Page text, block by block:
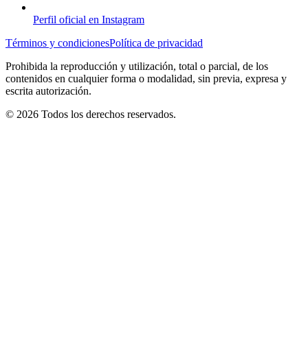
Perfil oficial en Instagram
Términos y condicionesPolítica de privacidad
Prohibida la reproducción y utilización, total o parcial, de los
contenidos en cualquier forma o modalidad, sin previa, expresa y
escrita autorización.
© 2026 Todos los derechos reservados.